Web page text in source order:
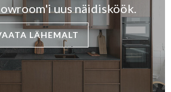
uus näidisköök.
LÄHEMALT